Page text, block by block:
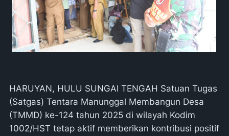
HARUYAN, HULU SUNGAI TENGAH Satuan Tugas
(Satgas) Tentara Manunggal Membangun Desa
(TMMD) ke-124 tahun 2025 di wilayah Kodim
1002/HST tetap aktif memberikan kontribusi positif